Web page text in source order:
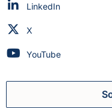
Myndigheten för civilt
LinkedIn
Myndigheten för civilt
X
Myndigheten för civilt
YouTube